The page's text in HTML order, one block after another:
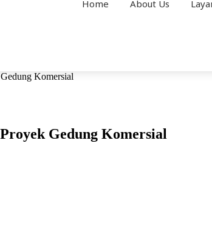
Home About Us
Komersial
Gedung Komersial